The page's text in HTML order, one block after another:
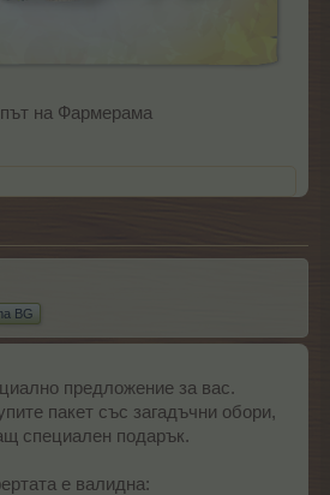
на Фармерама​
BG
предложение за вас.
пакет със загадъчни обори,
специален подарък.
е валидна: